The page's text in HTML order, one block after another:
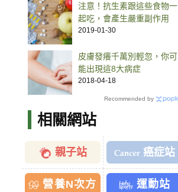
注意！抗生素跟這些食物一
起吃，會產生嚴重副作用
2019-01-30
皮膚發癢千萬別輕忽，你可
能出現這8大病症
2018-04-18
Recommended by
相關網站
親子站 癌症站
營養N次方 運動站